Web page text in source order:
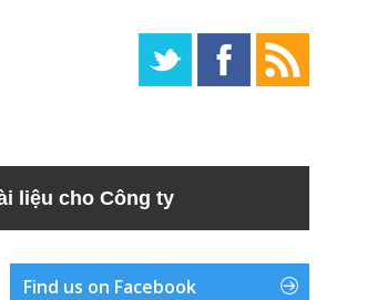
liệu cho Công ty
Find us on Facebook